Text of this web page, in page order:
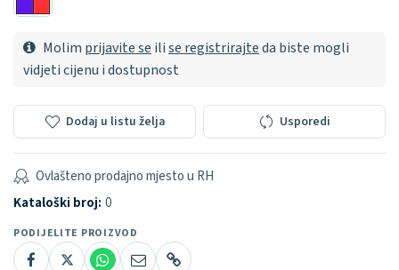
Molim prijavite se ilise registrirajteda biste mogli
vidjeti cijenu i dostupnost
Dodaj u listu želja Usporedi
Ovlašteno prodajno mjesto u RH
Kataloški broj: 0
PODIJELITE PROIZVOD